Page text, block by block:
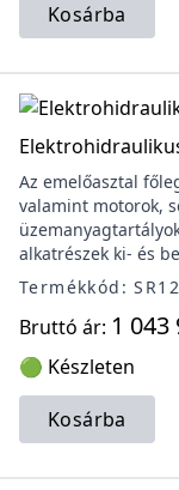
Kosárba
Az emelőasztal
valamint motorok,
alkatrészek ki- és
Termékkód: SR12
Bruttó ár: 1 043
🟢 Készleten
Kosárba